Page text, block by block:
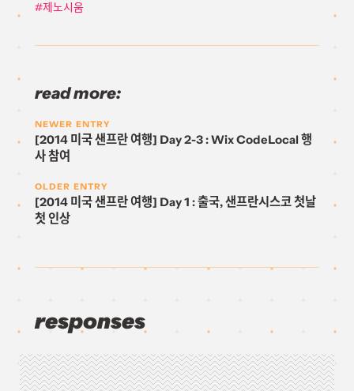
제노시움
read more:
OLDER ENTRY
[2014 미국 샌프란 여행] Day 1 : 출국, 샌프란시스코 첫날
첫 인상
NEWER ENTRY
[2014 미국 샌프란 여행] Day 2-3 : Wix CodeLocal 행
사 참여
responses